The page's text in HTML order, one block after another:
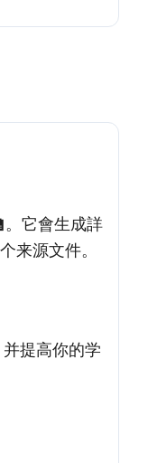
它會生成詳
来源文件。
提高你的学